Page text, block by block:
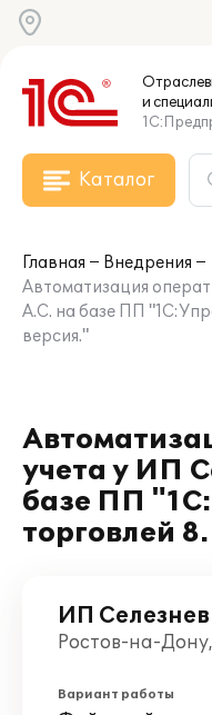
и
Каталог
Главная
Внедрения
Автоматизация
А.С. на базе ПП
версия."
учета у ИП
базе ПП
торговлей
ИП
Ростов-на-
Вариант работы